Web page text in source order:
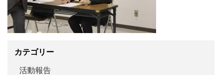
カテゴリー
活動報告